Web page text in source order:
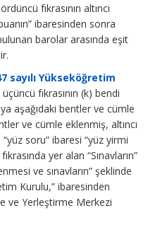
fıkrasının altıncı
ibaresinden sonra
barolar arasında eşit
sayılı Yükseköğretim
fıkrasının (k) bendi
aşağıdaki bentler ve cümle
ve cümle eklenmiş, altıncı
soru” ibaresi “yüz yirmi
yer alan “Sınavların”
ve sınavların” şeklinde
Kurulu,” ibaresinden
ve Yerleştirme Merkezi